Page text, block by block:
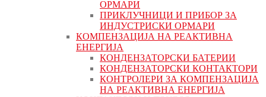
ОРМАРИ
ПРИКЛУЧНИЦИ И ПРИБОР ЗА
ИНДУСТРИСКИ ОРМАРИ
КОМПЕНЗАЦИЈА НА РЕАКТИВНА
ЕНЕРГИЈА
КОНДЕНЗАТОРСКИ БАТЕРИИ
КОНДЕНЗАТОРСКИ КОНТАКТОРИ
КОНТРОЛЕРИ ЗА КОМПЕНЗАЦИЈА
НА РЕАКТИВНА ЕНЕРГИЈА